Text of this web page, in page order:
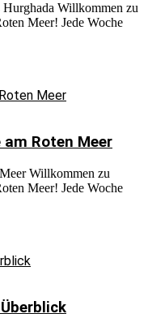
Willkommen zu
Meer! Jede Woche
Roten Meer
Willkommen zu
Meer! Jede Woche